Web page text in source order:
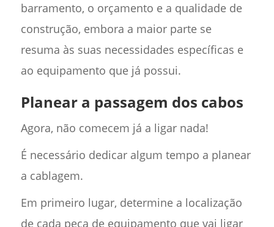
barramento, o orçamento e a qualidade de
construção, embora a maior parte se
resuma às suas necessidades específicas e
ao equipamento que já possui.
Planear a passagem dos cabos
Agora, não comecem já a ligar nada!
É necessário dedicar algum tempo a planear
a cablagem.
Em primeiro lugar, determine a localização
de cada peça de equipamento que vai ligar